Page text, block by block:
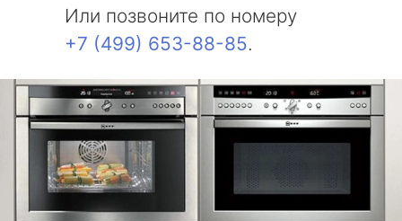
Или позвоните по номеру
+7 (499) 653-88-85.